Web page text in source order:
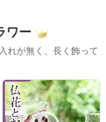
ワー
れが無く、長く飾って